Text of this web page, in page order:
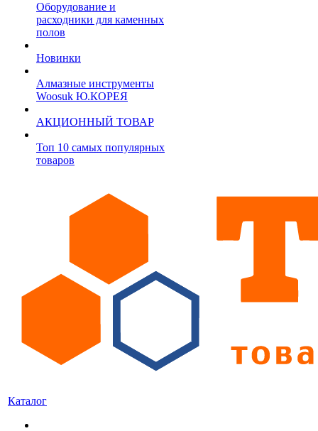
Оборудование и
расходники для каменных
полов
Новинки
Алмазные инструменты
Woosuk Ю.КОРЕЯ
АКЦИОННЫЙ ТОВАР
Топ 10 самых популярных
товаров
Каталог